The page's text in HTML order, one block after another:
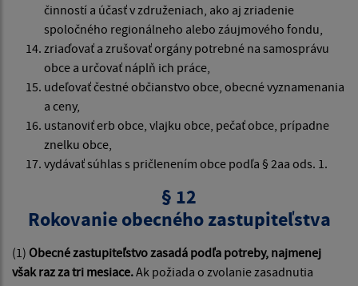
činností a účasť v združeniach, ako aj zriadenie
spoločného regionálneho alebo záujmového fondu,
zriaďovať a zrušovať orgány potrebné na samosprávu
obce a určovať náplň ich práce,
udeľovať čestné občianstvo obce, obecné vyznamenania
a ceny,
ustanoviť erb obce, vlajku obce, pečať obce, prípadne
znelku obce,
vydávať súhlas s pričlenením obce podľa § 2aa ods. 1.
§ 12
Rokovanie obecného zastupiteľstva
(1) Obecné zastupiteľstvo zasadá podľa potreby, najmenej
však raz za tri mesiace.Ak požiada o zvolanie zasadnutia